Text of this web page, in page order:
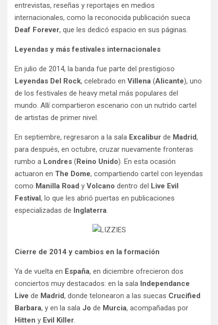
entrevistas, reseñas y reportajes en medios
internacionales, como la reconocida publicación sueca
Deaf Forever, que les dedicó espacio en sus páginas.
Leyendas y más festivales internacionales
En julio de 2014, la banda fue parte del prestigioso
Leyendas Del Rock, celebrado en Villena (Alicante), uno
de los festivales de heavy metal más populares del
mundo. Allí compartieron escenario con un nutrido cartel
de artistas de primer nivel.
En septiembre, regresaron a la sala Excalibur de Madrid,
para después, en octubre, cruzar nuevamente fronteras
rumbo a Londres (Reino Unido). En esta ocasión
actuaron en The Dome, compartiendo cartel con leyendas
como Manilla Road y Volcano dentro del Live Evil
Festival, lo que les abrió puertas en publicaciones
especializadas de Inglaterra.
Cierre de 2014 y cambios en la formación
Ya de vuelta en España, en diciembre ofrecieron dos
conciertos muy destacados: en la sala Independance
Live de Madrid, donde telonearon a las suecas Crucified
Barbara, y en la sala Jo de Murcia, acompañadas por
Hitten y Evil Killer.